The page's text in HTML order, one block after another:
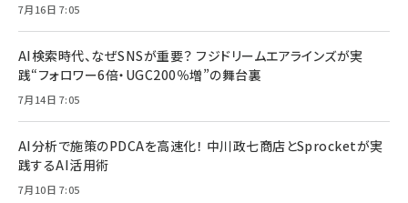
7月16日 7:05
AI検索時代、なぜSNSが重要？ フジドリームエアラインズが実
践“フォロワー6倍・UGC200％増”の舞台裏
7月14日 7:05
AI分析で施策のPDCAを高速化！ 中川政七商店とSprocketが実
践するAI活用術
7月10日 7:05